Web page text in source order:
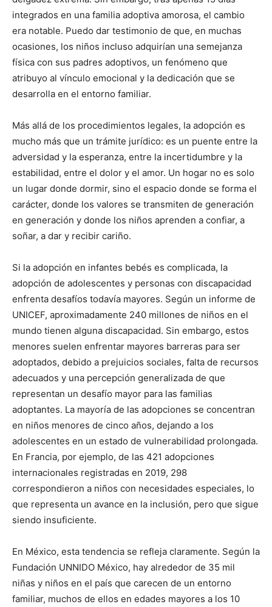
integrados en una familia adoptiva amorosa, el cambio
era notable. Puedo dar testimonio de que, en muchas
ocasiones, los niños incluso adquirían una semejanza
física con sus padres adoptivos, un fenómeno que
atribuyo al vínculo emocional y la dedicación que se
desarrolla en el entorno familiar.
Más allá de los procedimientos legales, la adopción es
mucho más que un trámite jurídico: es un puente entre la
adversidad y la esperanza, entre la incertidumbre y la
estabilidad, entre el dolor y el amor. Un hogar no es solo
un lugar donde dormir, sino el espacio donde se forma el
carácter, donde los valores se transmiten de generación
en generación y donde los niños aprenden a confiar, a
soñar, a dar y recibir cariño.
Si la adopción en infantes bebés es complicada, la
adopción de adolescentes y personas con discapacidad
enfrenta desafíos todavía mayores. Según un informe de
UNICEF, aproximadamente 240 millones de niños en el
mundo tienen alguna discapacidad. Sin embargo, estos
menores suelen enfrentar mayores barreras para ser
adoptados, debido a prejuicios sociales, falta de recursos
adecuados y una percepción generalizada de que
representan un desafío mayor para las familias
adoptantes. La mayoría de las adopciones se concentran
en niños menores de cinco años, dejando a los
adolescentes en un estado de vulnerabilidad prolongada.
En Francia, por ejemplo, de las 421 adopciones
internacionales registradas en 2019, 298
correspondieron a niños con necesidades especiales, lo
que representa un avance en la inclusión, pero que sigue
siendo insuficiente.
En México, esta tendencia se refleja claramente. Según la
Fundación UNNIDO México, hay alrededor de 35 mil
niñas y niños en el país que carecen de un entorno
familiar, muchos de ellos en edades mayores a los 10